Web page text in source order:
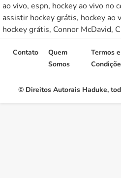
ao vivo, espn, hockey ao vivo no
assistir hockey grátis, hockey ao
hockey grátis, Connor McDavid,
Matthews, Nathan MacKinnon,
hockey, streamer de hockey, ver
nhl.tv, aplicativo nhl.tv, aplicativo
Mundial de Juniores da LLHF,
Campeonato mundial de hockey
© Direitos Autorais Haduke,
Contato
Quem
Somos
Termos e